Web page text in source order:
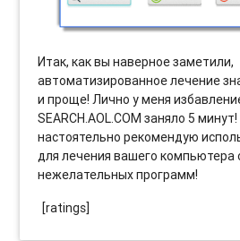
Итак, как вы наверное заметили,
автоматизированное лечение
и проще! Лично у меня
SEARCH.AOL.COM заняло 5
настоятельно рекомендую
для лечения вашего компьютера
нежелательных программ!
[ratings]